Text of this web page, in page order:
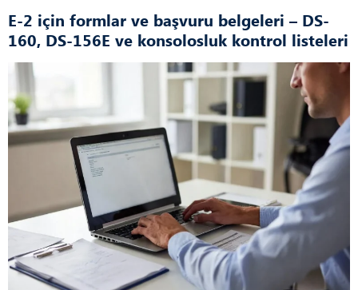
E-2 için formlar ve başvuru belgeleri – DS-
160, DS-156E ve konsolosluk kontrol listeleri